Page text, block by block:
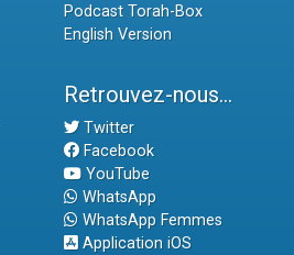
Podcast Torah-Box
English Version
Retrouvez-nous...
Twitter
Facebook
YouTube
WhatsApp
WhatsApp Femmes
Application iOS